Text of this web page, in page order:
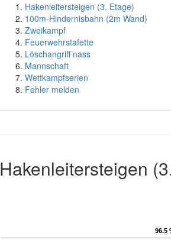
Hakenleitersteigen (3. Etage)
100m-Hindernisbahn (2m Wand)
Zweikampf
Feuerwehrstafette
Löschangriff nass
Mannschaft
Wettkampfserien
Fehler melden
Hakenleitersteigen
96.5
96.5